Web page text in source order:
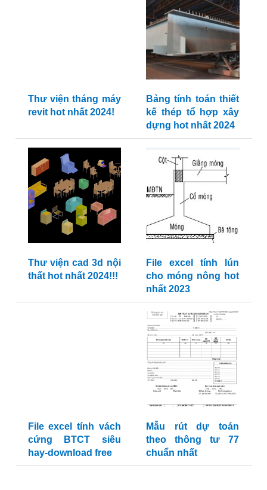
Thư viện tháng máy
revit hot nhất 2024!
Bảng tính toán thiết
kế thép tổ hợp xây
dựng hot nhất 2024
Thư viện cad 3d nội
thất hot nhất 2024!!!
File excel tính lún
cho móng nông hot
nhất 2023
File excel tính vách
cứng BTCT siêu
hay-download free
Mẫu rút dự toán
theo thông tư 77
chuẩn nhất